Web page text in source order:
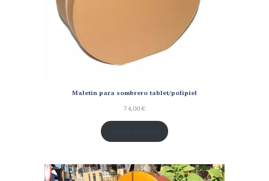
Maletín para sombrero tablet/polipiel
74,00€
Añadir al carrito